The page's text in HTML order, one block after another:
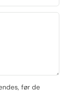
før de